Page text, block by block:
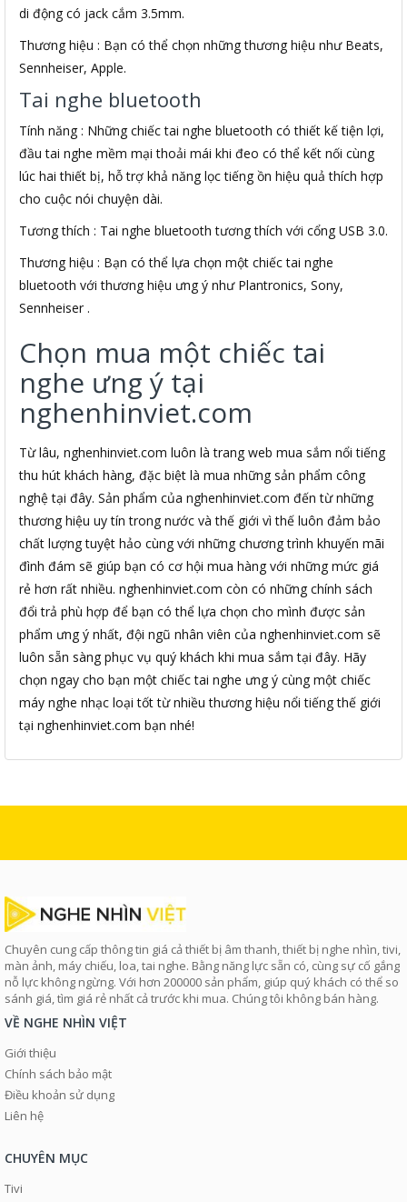
di động có jack cắm 3.5mm.
Thương hiệu : Bạn có thể chọn những thương hiệu như Beats,
Sennheiser, Apple.
Tai nghe bluetooth
Tính năng : Những chiếc tai nghe bluetooth có thiết kế tiện lợi,
đầu tai nghe mềm mại thoải mái khi đeo có thể kết nối cùng
lúc hai thiết bị, hỗ trợ khả năng lọc tiếng ồn hiệu quả thích hợp
cho cuộc nói chuyện dài.
Tương thích : Tai nghe bluetooth tương thích với cổng USB 3.0.
Thương hiệu : Bạn có thể lựa chọn một chiếc tai nghe
bluetooth với thương hiệu ưng ý như Plantronics, Sony,
Sennheiser .
Chọn mua một chiếc tai
nghe ưng ý tại
nghenhinviet.com
Từ lâu, nghenhinviet.com luôn là trang web mua sắm nổi tiếng
thu hút khách hàng, đặc biệt là mua những sản phẩm công
nghệ tại đây. Sản phẩm của nghenhinviet.com đến từ những
thương hiệu uy tín trong nước và thế giới vì thế luôn đảm bảo
chất lượng tuyệt hảo cùng với những chương trình khuyến mãi
đình đám sẽ giúp bạn có cơ hội mua hàng với những mức giá
rẻ hơn rất nhiều. nghenhinviet.com còn có những chính sách
đổi trả phù hợp để bạn có thể lựa chọn cho mình được sản
phẩm ưng ý nhất, đội ngũ nhân viên của nghenhinviet.com sẽ
luôn sẵn sàng phục vụ quý khách khi mua sắm tại đây. Hãy
chọn ngay cho bạn một chiếc tai nghe ưng ý cùng một chiếc
máy nghe nhạc loại tốt từ nhiều thương hiệu nổi tiếng thế giới
tại nghenhinviet.com bạn nhé!
Chuyên cung cấp thông tin giá cả thiết bị âm thanh, thiết bị nghe nhìn, tivi,
màn ảnh, máy chiếu, loa, tai nghe. Bằng năng lực sẵn có, cùng sự cố gắng
nỗ lực không ngừng. Với hơn 200000 sản phẩm, giúp quý khách có thể so
sánh giá, tìm giá rẻ nhất cả trước khi mua. Chúng tôi không bán hàng.
VỀ NGHE NHÌN VIỆT
Giới thiệu
Chính sách bảo mật
Điều khoản sử dụng
Liên hệ
CHUYÊN MỤC
Tivi